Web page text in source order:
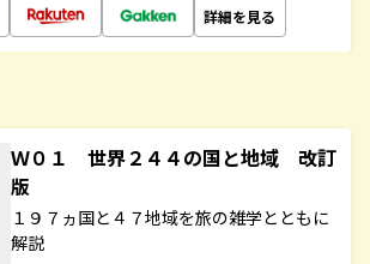
詳細を見る
Ｗ０１ 世界２４４の国と地域 改訂
版
１９７ヵ国と４７地域を旅の雑学とともに
解説